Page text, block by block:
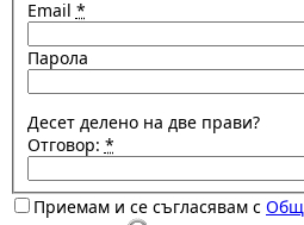
Email *
Парола
Десет делено на две прави?
Отговор: *
Приемам и се съгласявам с